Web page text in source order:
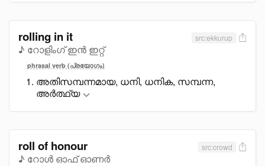
rolling in it
♪ റോളിംഗ് ഇൻ ഇറ്റ്
src:ekkurup
phrasal verb (പ്രയോഗം)
അതിസമ്പന്നമായ, ധനി, ധനിക, സമ്പന്ന,
അർത്ഥ്യ
roll of honour
♪ റോൾ ഓഫ് ഓണർ
src:crowd